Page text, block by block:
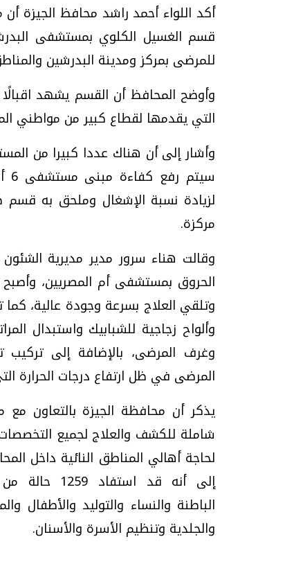
أكد اللواء أحمد راشد محافظ الجيزة
قسم الغسيل الكلوي بمستشفى
للمرضى بمركز ومدينة البدرشين
وأوضح المحافظ أن القسم يشهد اقبالًا
التي يقدمها لقطاع كبير من مواطني
وأشار إلى أن هناك عددا كبيرا من
سيتم رفع كفاءة مبنى مستشفى6
لزيادة نسبة الإشغال وملحق به
مركزة.
وقالت هناء سرور مدير مديرية
الحروق بمستشفى أم المصريين،
وتلقي العلاج بسرعة وجودة عالية،
وألواح زجاجية للشبابيك واستبدال
وغرف المرضى، بالإضافة إلى تركيب
المرضى في ظل ارتفاع درجات الحرارة
يذكر أن محافظة الجيزة بالتعاون
شاملة للكشف والعلاج لجميع التخصصات
لحاجة أهالي المناطق النائية داخل
إلى أنه قد استفاد 1259 حالة
الباطنة والنساء والتوليد والأطفال
والجلدية وتنظيم الأسرة والأسنان.
فيديو..
وتحديات هائلة
الخميس، 30 يوليو 2026 01:09 م
موجات الطقس الساخنة.. لماذا تحدث وكيف